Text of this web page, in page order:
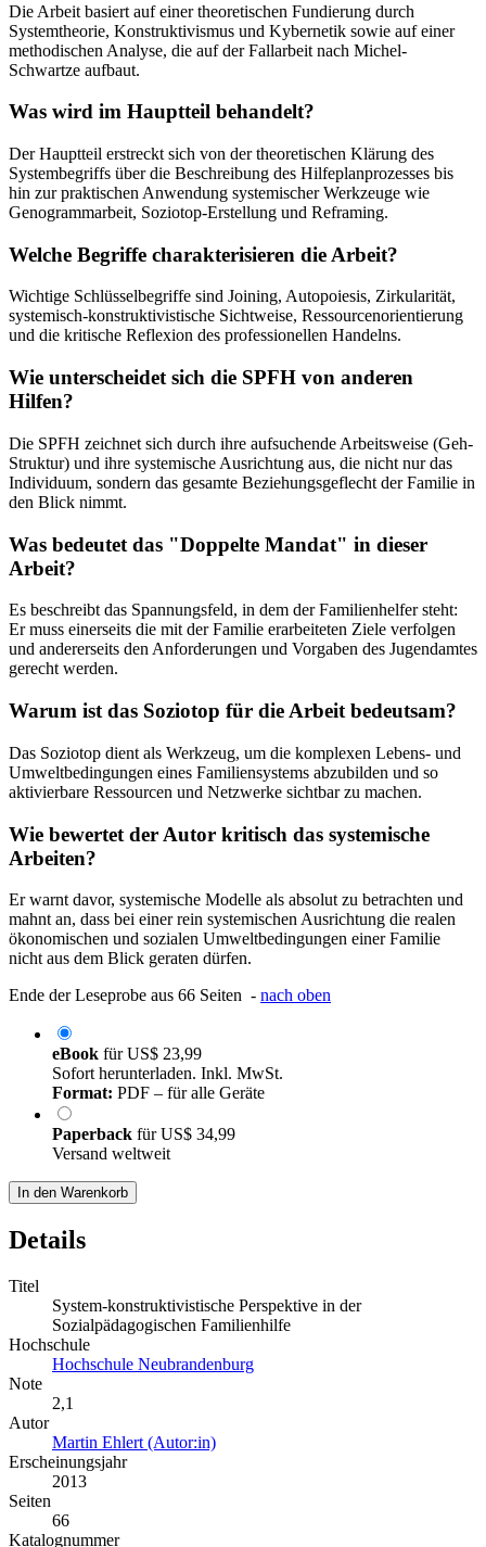
Die Arbeit basiert auf einer theoretischen Fundierung durch
Systemtheorie, Konstruktivismus und Kybernetik sowie auf einer
methodischen Analyse, die auf der Fallarbeit nach Michel-
Schwartze aufbaut.
Was wird im Hauptteil behandelt?
Der Hauptteil erstreckt sich von der theoretischen Klärung des
Systembegriffs über die Beschreibung des Hilfeplanprozesses bis
hin zur praktischen Anwendung systemischer Werkzeuge wie
Genogrammarbeit, Soziotop-Erstellung und Reframing.
Welche Begriffe charakterisieren die Arbeit?
Wichtige Schlüsselbegriffe sind Joining, Autopoiesis, Zirkularität,
systemisch-konstruktivistische Sichtweise, Ressourcenorientierung
und die kritische Reflexion des professionellen Handelns.
Wie unterscheidet sich die SPFH von anderen
Hilfen?
Die SPFH zeichnet sich durch ihre aufsuchende Arbeitsweise (Geh-
Struktur) und ihre systemische Ausrichtung aus, die nicht nur das
Individuum, sondern das gesamte Beziehungsgeflecht der Familie in
den Blick nimmt.
Was bedeutet das "Doppelte Mandat" in dieser
Arbeit?
Es beschreibt das Spannungsfeld, in dem der Familienhelfer steht:
Er muss einerseits die mit der Familie erarbeiteten Ziele verfolgen
und andererseits den Anforderungen und Vorgaben des Jugendamtes
gerecht werden.
Warum ist das Soziotop für die Arbeit bedeutsam?
Das Soziotop dient als Werkzeug, um die komplexen Lebens- und
Umweltbedingungen eines Familiensystems abzubilden und so
aktivierbare Ressourcen und Netzwerke sichtbar zu machen.
Wie bewertet der Autor kritisch das systemische
Arbeiten?
Er warnt davor, systemische Modelle als absolut zu betrachten und
mahnt an, dass bei einer rein systemischen Ausrichtung die realen
ökonomischen und sozialen Umweltbedingungen einer Familie
nicht aus dem Blick geraten dürfen.
Ende der Leseprobe aus 66 Seiten - nach oben
eBook fürUS$ 23,99
Sofort herunterladen. Inkl. MwSt.
Format: PDF – für alle Geräte
Paperback fürUS$ 34,99
Versand weltweit
In den Warenkorb
Details
Titel
System-konstruktivistische Perspektive in der
Sozialpädagogischen Familienhilfe
Hochschule
Hochschule Neubrandenburg
Note
2,1
Autor
Martin Ehlert (Autor:in)
Erscheinungsjahr
2013
Seiten
66
Katalognummer